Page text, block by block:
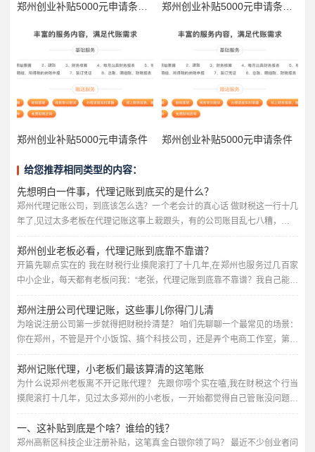
郑州创业补贴5000元申请条件是什么 郑州创业补贴5000元申请条件是什么
郑州创业补贴5000元申请条件 郑州创业补贴5000元申请条件
给您推荐相同类型的内容：
先想明白一件事，代理记账到底买的是什么？
郑州代理记账公司，到底该怎么选？一个老会计的真心话 做财税这一行十几
年了,见过太多老板在代理记账这事上栽跟头，有的公司账目乱七八糟，报税
报错被罚款；有的花了冤枉钱，服务却跟不上；还有的甚至被不靠谱的代理
公司坑得差点关门，今天我就用大白话，跟郑州的老板们聊聊，选代理记账
公司到底该看什么、避什么坑，不讲虚的，全是实战经验。 很多老板以为代
理记账就是“每个月有人帮你报个税、做个账”，价格越低越好，错...
郑州创业老板必看，代理记账到底靠不靠谱？
开篇先聊点实在的 我在财税行业摸爬滚打了十几年,在郑州也服务过几百家
中小企业，每天都有老板问我：“老张，代理记账到底靠不靠谱？我自己能不
能省了这笔钱？”说实话，问这个问题的老板，十个有八个最后都老老实实找
了代账公司，为啥？因为踩过的坑太深了。 今天我就掰开揉碎给你讲讲,郑
州做代理记账的门道，咱们不讲那些云里雾里的专业术语，全是大白话，保
证你听完心里有数。 代理记账到底在干啥？别想得太玄乎...
郑州注册公司代理记账，这些事儿你得门儿清
为啥说注册公司第一步就得把财税拎清楚？ 咱们先聊聊一个最常见的场景：
你在郑州，不管是开个小饭馆、搞个科技公司，还是弄个电商工作室，第一
步肯定是去工商局注册个营业执照，这事儿看着简单，但后续的财税问题，
才是真正考验人的地方，很多老板一开始觉得，注册嘛，找个代办花个几百
块钱，营业执照拿到手就完事了，可等到税务登记、银行开户、记账报税这
些事儿堆过来，才发现自己两眼一抹黑。 我跟你说,作为干了十几年财...
郑州记账代理，小老板们最该算清的这笔账
为什么说郑州老板离不开记账代理？ 先跟你唠个实在嗑,我在财税这个行当
摸爬滚打十几年，见过太多郑州的小老板，一开始都觉得自己管账没问题，
夫妻店嘛，进货卖货，流水记在本子上，月底一加一减，好像也不难，可一
旦生意做大了，麻烦就跟着来了——税务局要申报、发票要管理、社保要核
对、年终汇算清缴要算……这些活，真不是随便翻翻会计书就能干好的。 我
一、这补贴到底是个啥？谁给的钱？
郑州高新区科技企业注册补贴，这笔真金白银你领了吗？ 最近不少创业者问